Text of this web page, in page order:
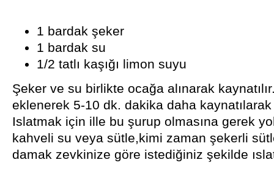
1 bardak şeker
1 bardak su
1/2 tatlı kaşığı limon suyu
Şeker ve su birlikte ocağa alınarak
eklenerek 5-10 dk. dakika daha kaynatılarak
Islatmak için ille bu şurup olmasına gerek
kahveli su veya sütle,kimi zaman şekerli
damak zevkinize göre istediğiniz şekilde